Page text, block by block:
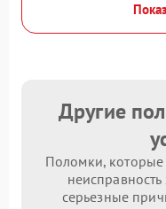
Другие
Поломки,
серьезные